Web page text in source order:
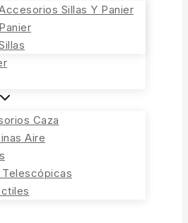
Sillas Y Panier
Panier
Caza
Aire
Telescópicas